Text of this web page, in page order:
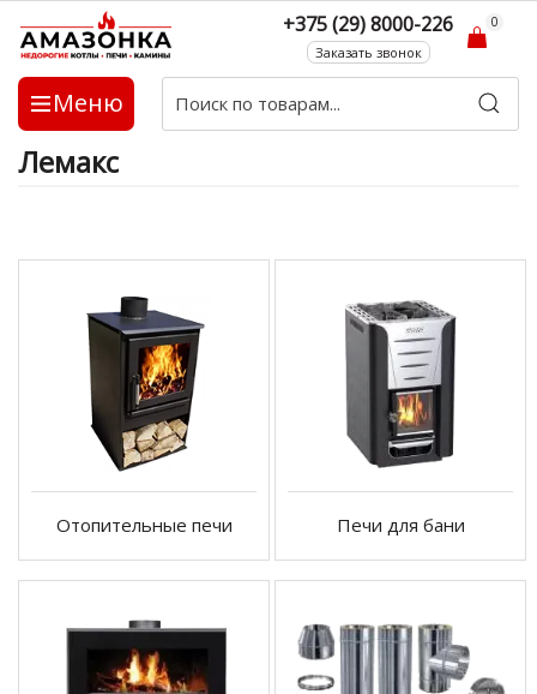
Меню
+375 (29) 8000-226
Заказать звонок
0
Лемакс
Отопительные печи Печи для бани